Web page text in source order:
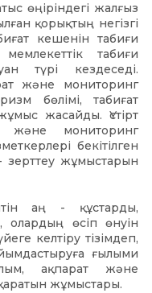
өңіріндегі жалғыз
қорықтың негізгі
кешенін табиғи
табиғи
түрі кездеседі.
және мониторинг
бөлімі, табиғат
жасайды. Үстірт
және мониторинг
бекітілген
жұмыстарын
аң - құстарды,
олардың өсіп өнуін
келтіру тізімдеп,
ғылыми
ақпарат және
жұмыстары.